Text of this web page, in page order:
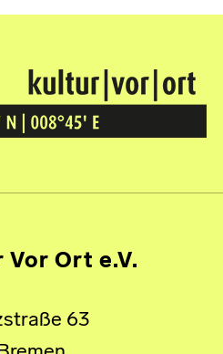
Vor Ort
GRÖPELINGEN
Vor Ort e.V.
63